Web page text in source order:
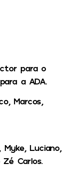
para o
a ADA.
Marcos,
Myke, Luciano,
Zé Carlos.